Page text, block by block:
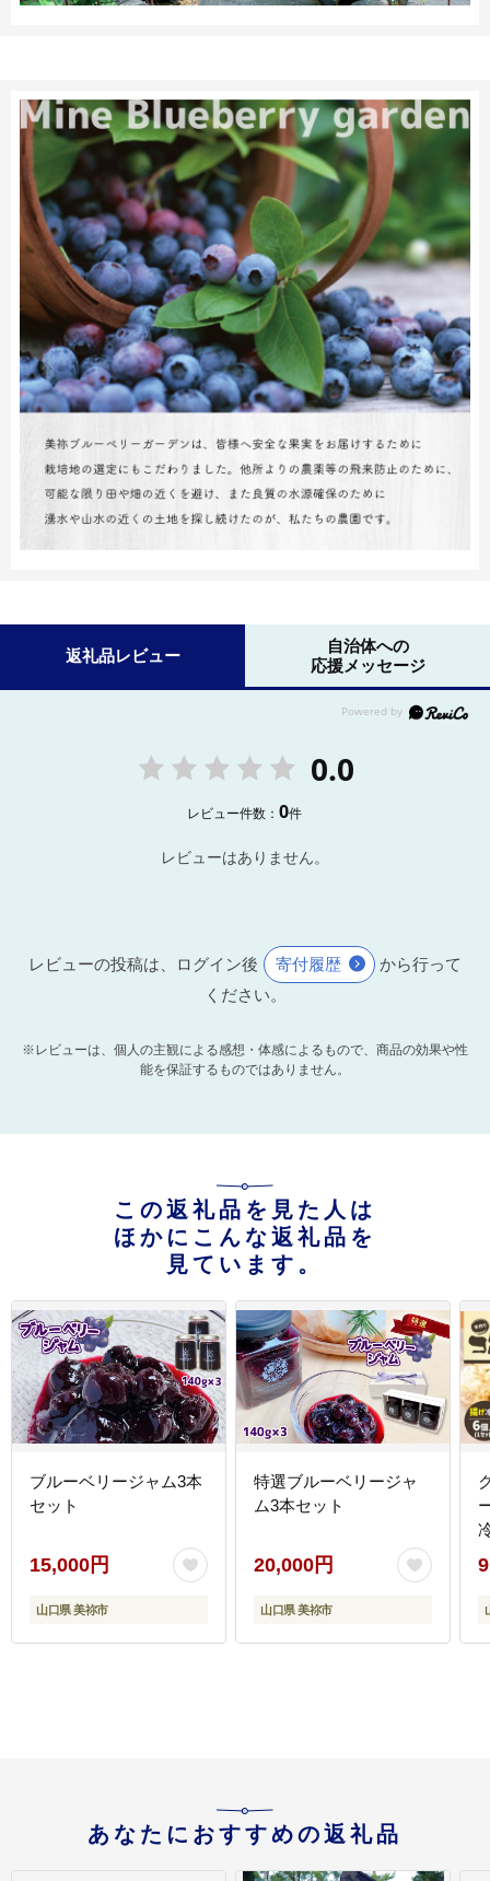
返礼品レビュー
自治体への
応援メッセージ
0.0
レビュー件数：0件
レビューはありません。
レビューの投稿は、ログイン後 寄付履歴
から行って
ください。
※レビューは、個人の主観による感想・体感によるもので、商品の効果や性
能を保証するものではありません。
この返礼品を見た人は
ほかにこんな返礼品を
見ています。
ブルーベリージャム3本
セット
15,000円
山口県 美祢市
特選ブルーベリージャ
ム3本セット
20,000円
山口県 美祢市
あなたにおすすめの返礼品